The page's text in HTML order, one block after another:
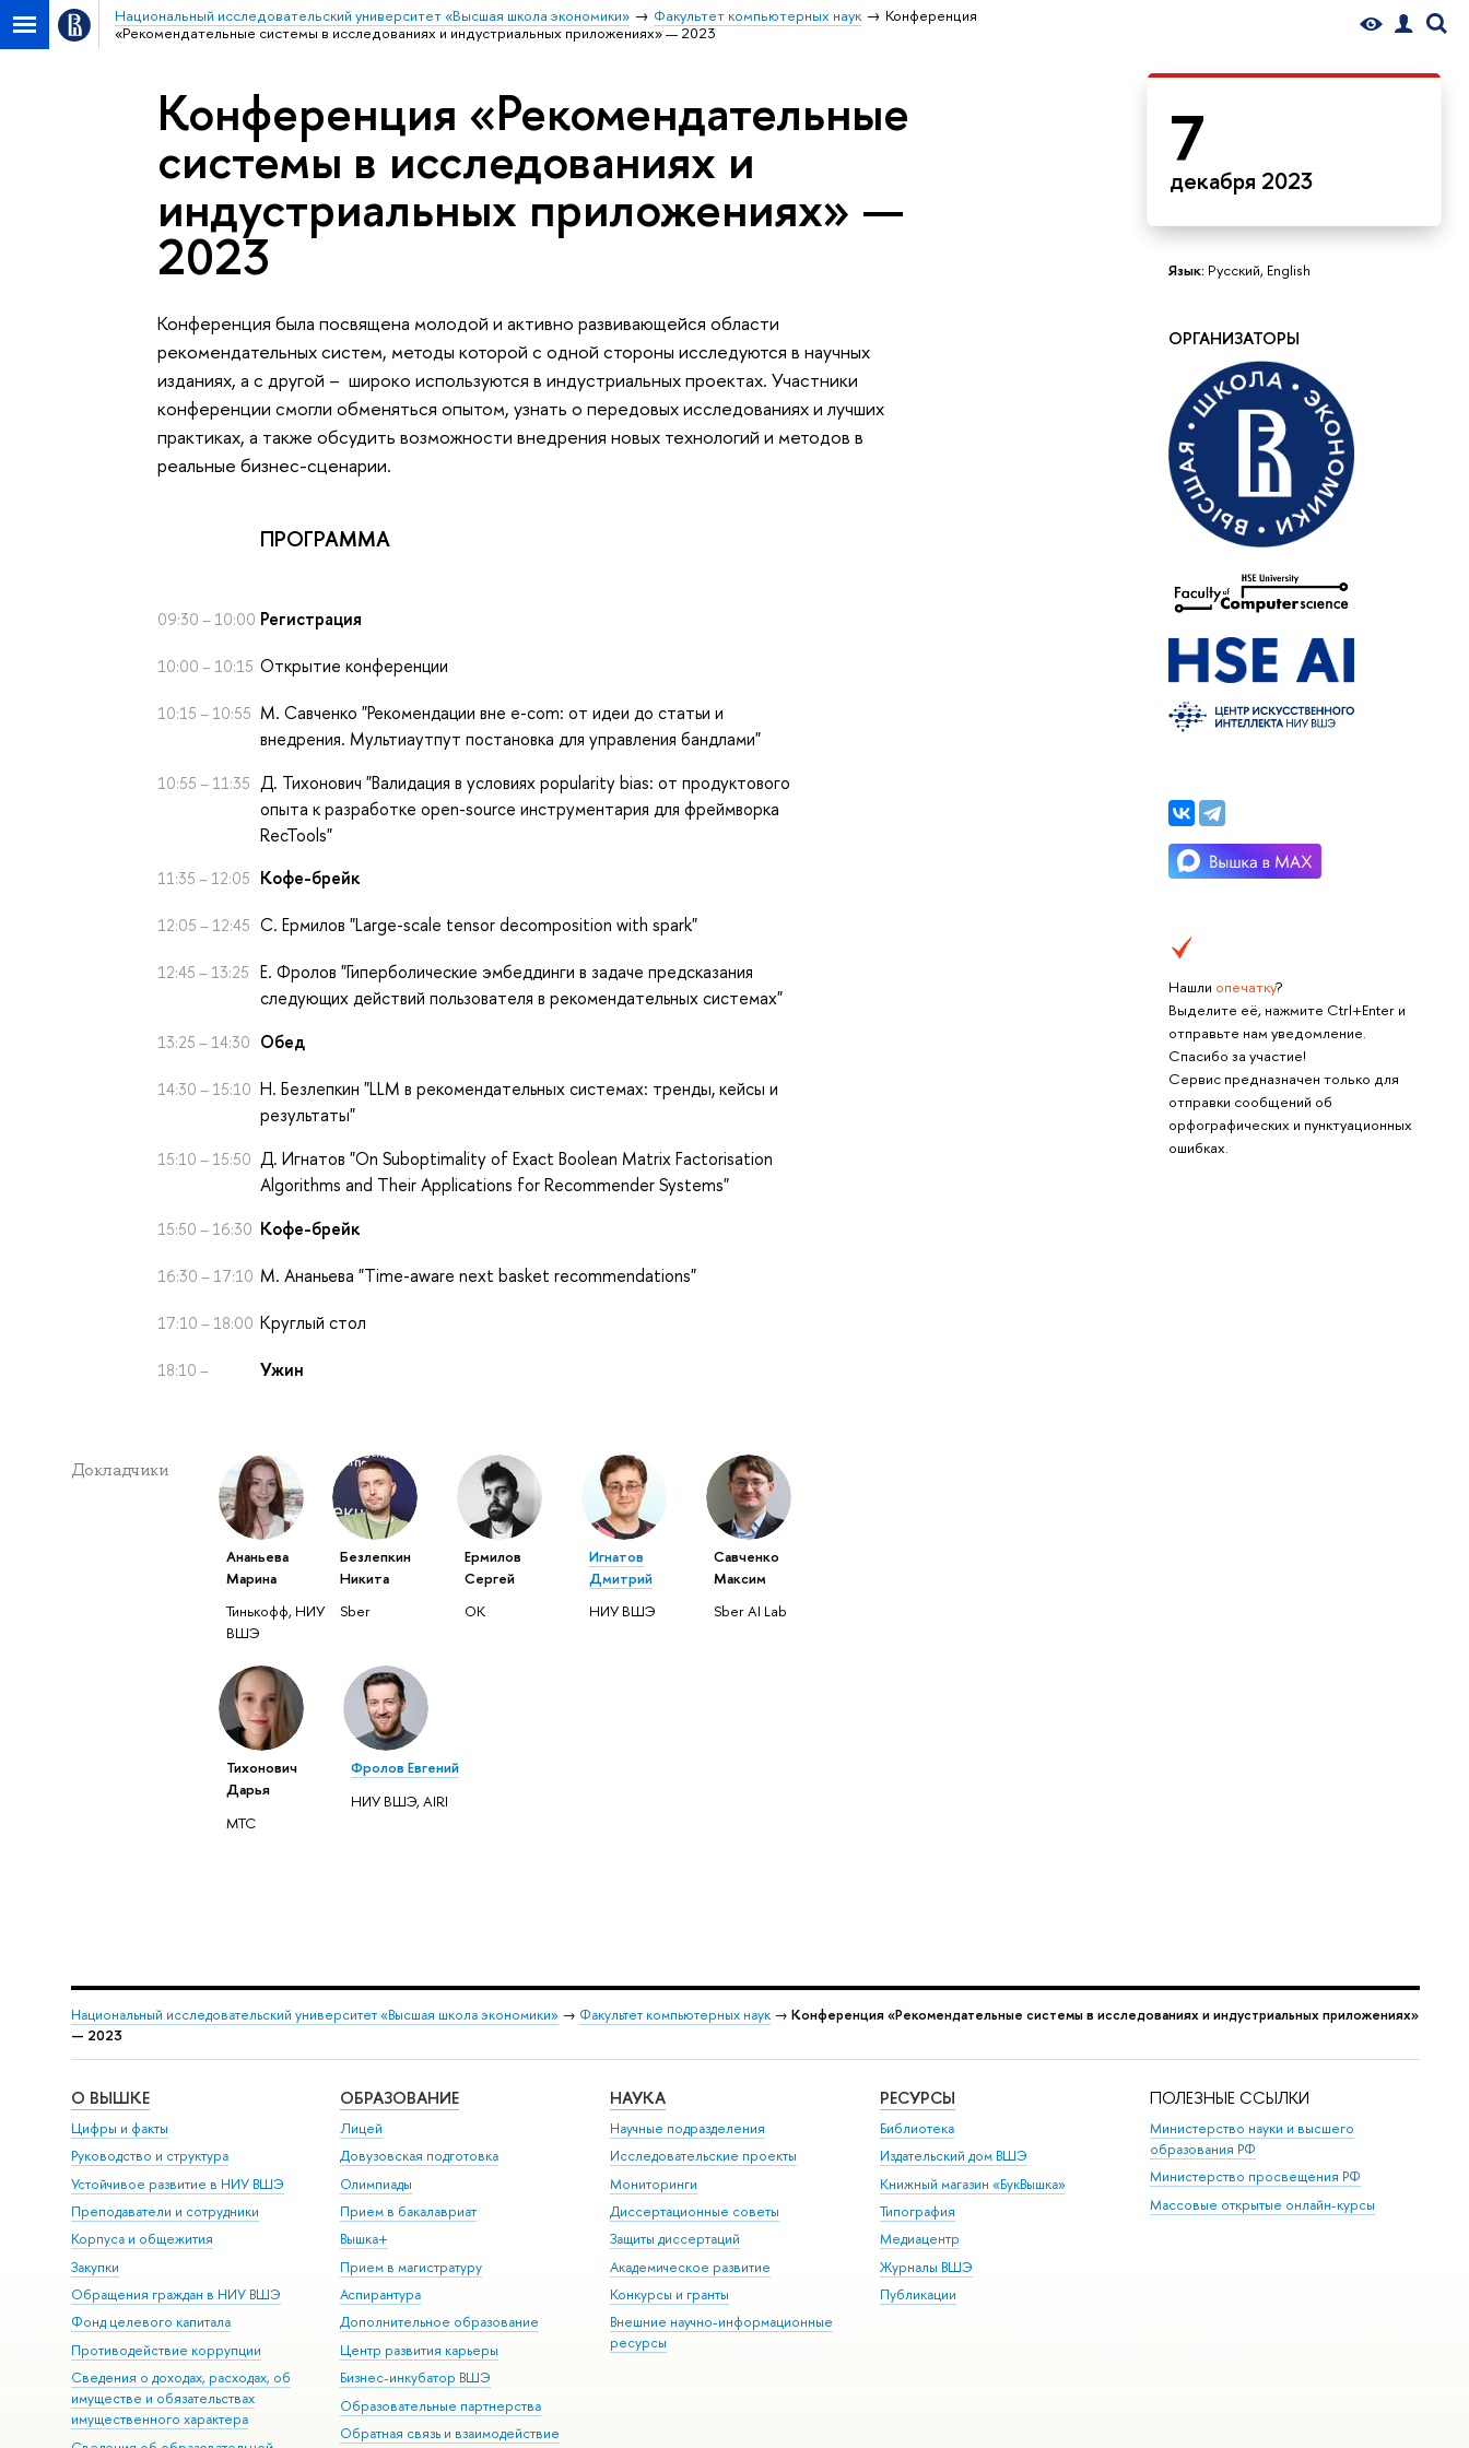
Национальный исследовательский университет «Высшая школа экономики» Факультет компьютерных наук
Конференция
«Рекомендательные системы в исследованиях и индустриальных приложениях» — 2023
7
декабря 2023
Язык: Русский, English
ОРГАНИЗАТОРЫ
Нашли опечатку?
Выделите её, нажмите Ctrl+Enter и
отправьте нам уведомление.
Спасибо за участие!
Сервис предназначен только для
отправки сообщений об
орфографических и пунктуационных
ошибках.
Конференция «Рекомендательные
системы в исследованиях и
индустриальных приложениях» —
2023
Конференция была посвящена молодой и активно развивающейся области
рекомендательных систем, методы которой с одной стороны исследуются в научных
изданиях, а с другой – широко используются в индустриальных проектах. Участники
конференции смогли обменяться опытом, узнать о передовых исследованиях и лучших
практиках, а также обсудить возможности внедрения новых технологий и методов в
реальные бизнес-сценарии.
ПРОГРАММА
09:30 – 10:00 Регистрация
10:00 – 10:15 Открытие конференции
10:15 – 10:55 М. Савченко "Рекомендации вне e-com: от идеи до статьи и
внедрения. Мультиаутпут постановка для управления бандлами"
10:55 – 11:35 Д. Тихонович "Валидация в условиях popularity bias: от продуктового
опыта к разработке open-source инструментария для фреймворка
RecTools"
11:35 – 12:05 Кофе-брейк
12:05 – 12:45 С. Ермилов "Large-scale tensor decomposition with spark"
12:45 – 13:25
Е. Фролов "Гиперболические эмбеддинги в задаче предсказания
следующих действий пользователя в рекомендательных системах"
13:25 – 14:30 Обед
14:30 – 15:10 Н. Безлепкин "LLM в рекомендательных системах: тренды, кейсы и
результаты"
15:10 – 15:50 Д. Игнатов "On Suboptimality of Exact Boolean Matrix Factorisation
Algorithms and Their Applications for Recommender Systems"
15:50 – 16:30 Кофе-брейк
16:30 – 17:10 М. Ананьева "Time-aware next basket recommendations"
17:10 – 18:00 Круглый стол
18:10 – Ужин
Докладчики
Ананьева
Марина
Тинькофф, НИУ
ВШЭ
Безлепкин
Никита
Sber
Ермилов
Сергей
OK
Игнатов
Дмитрий
НИУ ВШЭ
Савченко
Максим
Sber AI Lab
Тихонович
Дарья
МТС
Фролов Евгений
НИУ ВШЭ, AIRI
Национальный исследовательский университет «Высшая школа экономики» → Факультет компьютерных наук→ Конференция «Рекомендательные системы в исследованиях и индустриальных приложениях»
— 2023
О ВЫШКЕ
Цифры и факты
Руководство и структура
Устойчивое развитие в НИУ ВШЭ
Преподаватели и сотрудники
Корпуса и общежития
Закупки
Обращения граждан в НИУ ВШЭ
Фонд целевого капитала
Противодействие коррупции
Сведения о доходах, расходах, об
имуществе и обязательствах
имущественного характера
ОБРАЗОВАНИЕ
Лицей
Довузовская подготовка
Олимпиады
Прием в бакалавриат
Вышка+
Прием в магистратуру
Аспирантура
Дополнительное образование
Центр развития карьеры
Бизнес-инкубатор ВШЭ
Образовательные партнерства
Обратная связь и взаимодействие
НАУКА
Научные подразделения
Исследовательские проекты
Мониторинги
Диссертационные советы
Защиты диссертаций
Академическое развитие
Конкурсы и гранты
Внешние научно-информационные
ресурсы
РЕСУРСЫ
Библиотека
Издательский дом ВШЭ
Книжный магазин «БукВышка»
Типография
Медиацентр
Журналы ВШЭ
Публикации
ПОЛЕЗНЫЕ ССЫЛКИ
Министерство науки и высшего
образования РФ
Министерство просвещения РФ
Массовые открытые онлайн-курсы